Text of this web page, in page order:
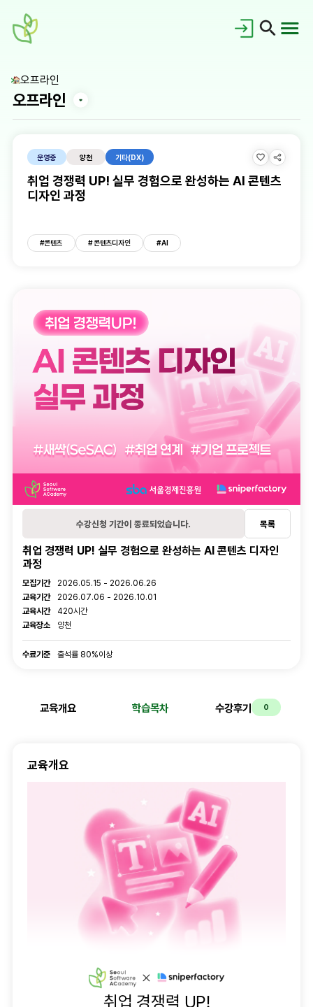
공지사항
홍보갤러리
FAQ
수강후기
대관신청
새싹이란?
오시는길
학습관리
온라인 학습내역
오프라인 학습내역
활동관리
후기
1:1문의
학습질문
오프라인
오프라인
운영중 양천 기타(DX)
취업 경쟁력 UP! 실무 경험으로 완성하는 AI 콘텐츠
디자인 과정
#콘텐츠 # 콘텐츠디자인 # AI
수강신청 기간이 종료되었습니다. 목록
취업 경쟁력 UP! 실무 경험으로 완성하는 AI 콘텐츠 디자인
과정
강의 정보
모집기간
2026.05.15 - 2026.06.26
교육기간
2026.07.06 - 2026.10.01
교육시간
420시간
교육장소
양천
수료기준
수료기준 출석률 80%이상
교육개요 학습목차 수강후기 0
교육개요